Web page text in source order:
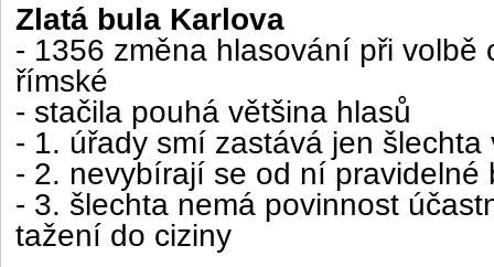
Zlatá bula Karlova
- 1356 změna hlasování při volbě
římské
- stačila pouhá většina hlasů
- 1. úřady smí zastává jen šlechta
- 2. nevybírají se od ní pravidelné
- 3. šlechta nemá povinnost
tažení do ciziny